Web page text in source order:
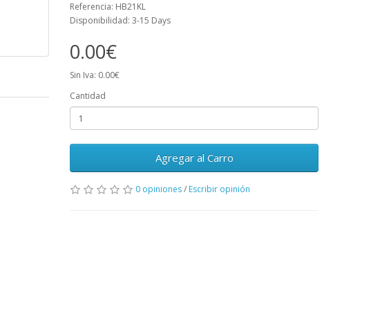
Referencia: HB21KL
Disponibilidad: 3-15 Days
0.00€
Sin Iva: 0.00€
Cantidad
Agregar al Carro
0 opiniones/ Escribir opinión